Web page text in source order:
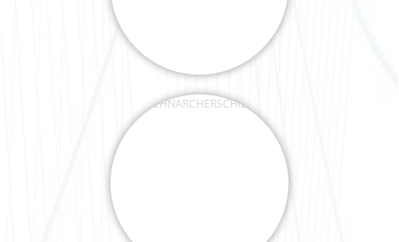
SCHNARCHERSCHIENEN